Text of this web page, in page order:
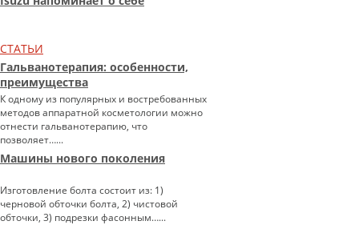
СТАТЬИ
Гальванотерапия: особенности,
преимущества
К одному из популярных и востребованных
методов аппаратной косметологии можно
отнести гальванотерапию, что
позволяет…...
Машины нового поколения
Изготовление болта состоит из: 1)
черновой обточки болта, 2) чистовой
обточки, 3) подрезки фасонным…...